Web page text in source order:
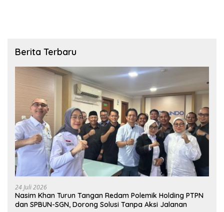
Berita Terbaru
24 Juli 2026
Nasim Khan Turun Tangan Redam Polemik Holding PTPN
dan SPBUN-SGN, Dorong Solusi Tanpa Aksi Jalanan